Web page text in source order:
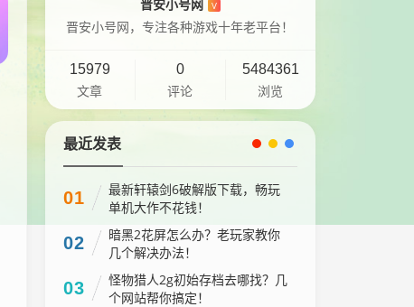
晋安小号网 V
晋安小号网，专注各种游戏十年老平台！
15979
文章
0
评论
5484361
浏览
最近发表
01
最新轩辕剑6破解版下载，畅玩
单机大作不花钱！
02
暗黑2花屏怎么办？老玩家教你
几个解决办法！
03
怪物猎人2g初始存档去哪找？几
个网站帮你搞定！